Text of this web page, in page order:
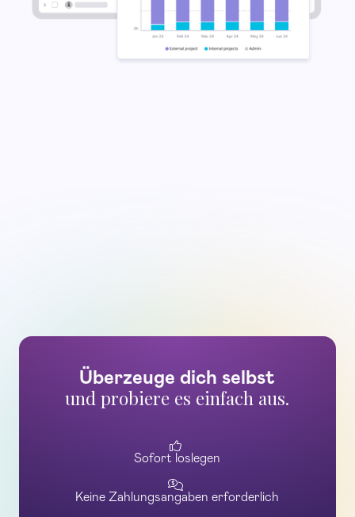
Überzeuge dich selbst
und probiere es einfach aus.

Sofort loslegen

Keine Zahlungsangaben erforderlich